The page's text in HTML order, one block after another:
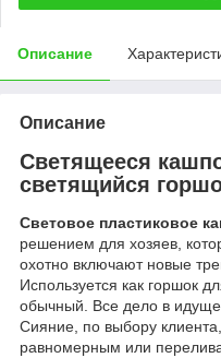
Описание
Описание
Светящееся
светящийся
Световое пластиковое
решением для хозяев,
охотно включают новые
Используется как горшок
обычный. Все дело в
Сияние, по выбору
равномерным или